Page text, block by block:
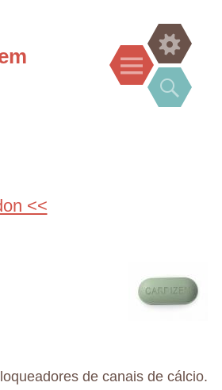
Menu
Widgets
Search
<<
de canais de cálcio.